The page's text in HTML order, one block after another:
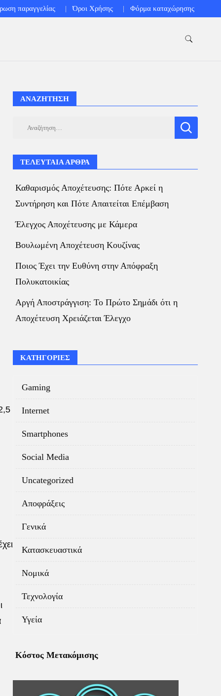
παραγγελίας Όροι Χρήσης Φόρμα καταχώρησης
ΑΝΑΖΗΤΗΣΗ
ΤΕΛΕΥΤΑΙΑ ΑΡΘΡΑ
Καθαρισμός Αποχέτευσης: Πότε Αρκεί η
Συντήρηση και Πότε Απαιτείται Επέμβαση
Έλεγχος Αποχέτευσης με Κάμερα
Βουλωμένη Αποχέτευση Κουζίνας
Ποιος Έχει την Ευθύνη στην Απόφραξη
Πολυκατοικίας
Αργή Αποστράγγιση: Το Πρώτο Σημάδι ότι η
Αποχέτευση Χρειάζεται Έλεγχο
ΚΑΤΗΓΟΡΙΕΣ
Gaming
Internet
Smartphones
Social Media
Uncategorized
Αποφράξεις
Γενικά
Κατασκευαστικά
Νομικά
Τεχνολογία
Υγεία
Κόστος Μετακόμισης